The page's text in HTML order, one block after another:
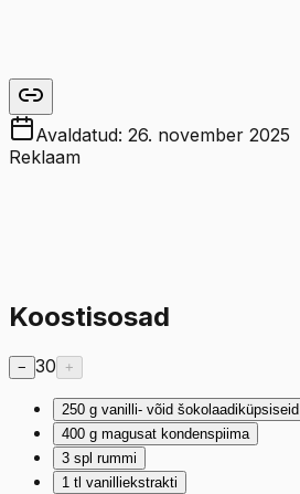
Avaldatud: 26. november 2025
Reklaam
Koostisosad
− 30 +
250 g vanilli- võid šokolaadiküpsiseid
400 g magusat kondenspiima
3 spl rummi
1 tl vanilliekstrakti